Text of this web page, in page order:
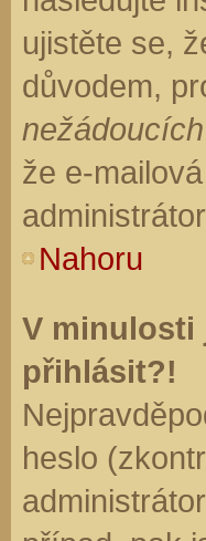
ujistěte se,
důvodem,
nežádoucích
že e-
Nahoru
V minulosti
přihlásit?!
heslo